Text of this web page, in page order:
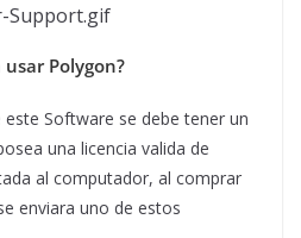
Support.gif
Polygon?
Software se debe tener un
una licencia valida de
al computador, al comprar
enviara uno de estos